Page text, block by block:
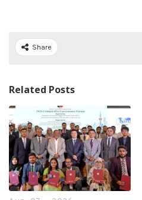
Share
Related Posts